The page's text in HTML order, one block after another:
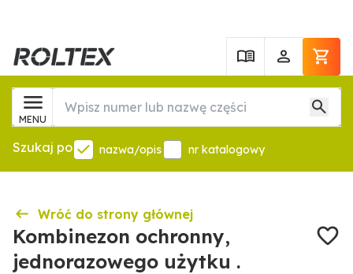
MENU
Szukaj po nazwa/opis nr katalogowy
Wróć do strony głównej
Kombinezon ochronny,
jednorazowego użytku .